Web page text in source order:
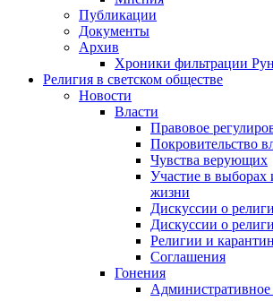
Публикации
Документы
Архив
Хроники фильтрации
Религия в светском обществе
Новости
Власти
Правовое
Покровительство
Чувства верующих
Участие в выборах
жизни
Дискуссии о
Дискуссии о
Религии и карантин
Соглашения
Гонения